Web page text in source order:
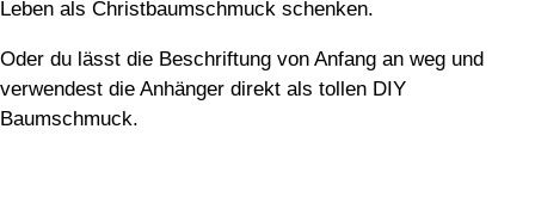
Leben als Christbaumschmuck schenken.
Oder du lässt die Beschriftung von Anfang an weg und
verwendest die Anhänger direkt als tollen DIY
Baumschmuck.